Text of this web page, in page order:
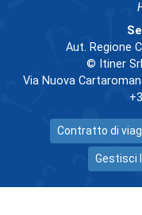
Aut. Regione
© Itiner Srl
Via Nuova
Contratto di
Gestisci